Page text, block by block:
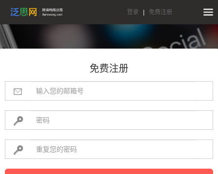
登录 免费注册
免费注册